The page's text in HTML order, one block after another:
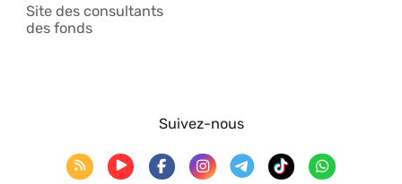
Site des consultants
des fonds
Suivez-nous